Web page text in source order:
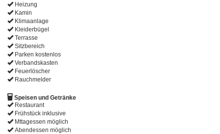
Heizung
Kamin
Klimaanlage
Kleiderbügel
Terrasse
Sitzbereich
Parken kostenlos
Verbandskasten
Feuerlöscher
Rauchmelder
Speisen und Getränke
Restaurant
Frühstück inklusive
Mttagessen möglich
Abendessen möglich